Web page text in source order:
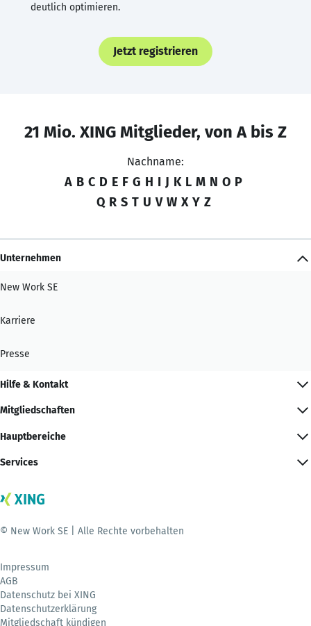
deutlich optimieren.
Jetzt registrieren
21 Mio. XING Mitglieder, von A bis Z
Nachname:
A B C D E F G H I J K L M N O P
Q R S T U V W X Y Z
Unternehmen
New Work SE
Karriere
Presse
Hilfe & Kontakt
Mitgliedschaften
Hauptbereiche
Services
© New Work SE | Alle Rechte vorbehalten
Impressum
AGB
Datenschutz bei XING
Datenschutzerklärung
Mitgliedschaft kündigen